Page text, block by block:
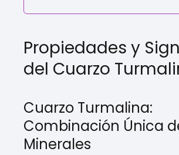
Propiedades y
del Cuarzo
Cuarzo Turmalina:
Combinación Única
Minerales